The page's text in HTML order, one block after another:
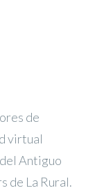
de
virtual
Antiguo
de La Rural.